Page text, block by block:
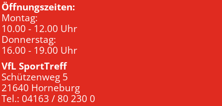
Öffnungszeiten:
Montag:
10.00 - 12.00 Uhr
Donnerstag:
16.00 - 19.00 Uhr
VfL SportTreff
Schützenweg 5
21640 Horneburg
Tel.: 04163 / 80 230 0